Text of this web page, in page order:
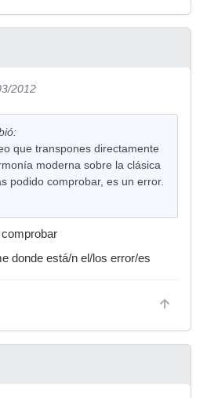
2012
que transpones directamente
moderna sobre la clásica
podido comprobar, es un error.
donde está/n el/los error/es